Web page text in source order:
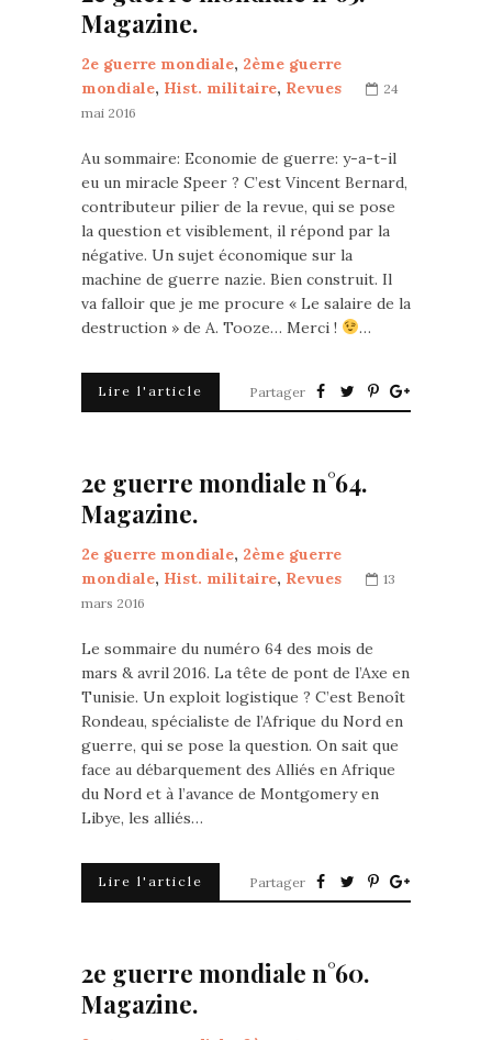
Magazine.
2e guerre mondiale, 2ème guerre
mondiale, Hist. militaire, Revues
24
mai 2016
Au sommaire: Economie de guerre: y-a-t-il
eu un miracle Speer ? C’est Vincent Bernard,
contributeur pilier de la revue, qui se pose
la question et visiblement, il répond par la
négative. Un sujet économique sur la
machine de guerre nazie. Bien construit. Il
va falloir que je me procure « Le salaire de la
destruction » de A. Tooze… Merci !
…
Lire l'article Partager
2e guerre mondiale n°64.
Magazine.
2e guerre mondiale, 2ème guerre
mondiale, Hist. militaire, Revues
13
mars 2016
Le sommaire du numéro 64 des mois de
mars & avril 2016. La tête de pont de l’Axe en
Tunisie. Un exploit logistique ? C’est Benoît
Rondeau, spécialiste de l’Afrique du Nord en
guerre, qui se pose la question. On sait que
face au débarquement des Alliés en Afrique
du Nord et à l’avance de Montgomery en
Libye, les alliés…
Lire l'article Partager
2e guerre mondiale n°60.
Magazine.